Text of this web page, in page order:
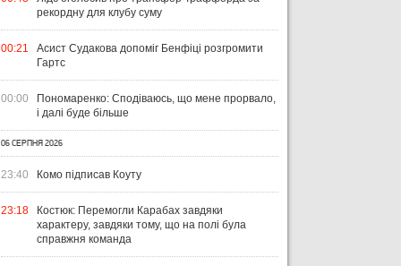
рекордну для клубу суму
00:21
Асист Судакова допоміг Бенфіці розгромити
Гартс
00:00
Пономаренко: Сподіваюсь, що мене прорвало,
і далі буде більше
06 СЕРПНЯ 2026
23:40 Комо підписав Коуту
23:18
Костюк: Перемогли Карабах завдяки
характеру, завдяки тому, що на полі була
справжня команда